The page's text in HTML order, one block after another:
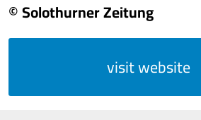
© Solothurner Zeitung
visit website